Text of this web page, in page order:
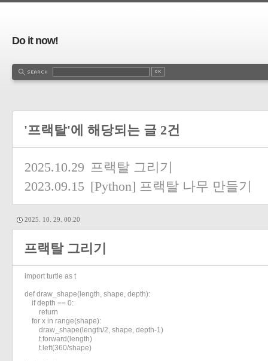
Do it now!
'프랙탈'에 해당되는 글 2건
2025.10.29 프랙탈 그리기
2023.09.15 [Python] 프랙탈 나무 만들기
2025. 10. 29. 00:20
프랙탈 그리기
import turtle as t
def draw_shape(length, shape, depth):
    if depth == 0:
        return
    for x in range(shape):
        draw_shape(length/2, shape, depth-1)
        t.forward(length)
        t.left(360/shape)